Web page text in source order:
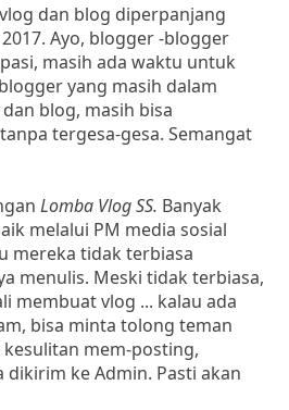
dan blog diperpanjang
Ayo, blogger -blogger
masih ada waktu untuk
yang masih dalam
blog, masih bisa
tergesa-gesa. Semangat
Lomba Vlog SS. Banyak
melalui PM media sosial
mereka tidak terbiasa
menulis. Meski tidak terbiasa,
membuat vlog ... kalau ada
bisa minta tolong teman
mem-posting,
dikirim ke Admin. Pasti akan